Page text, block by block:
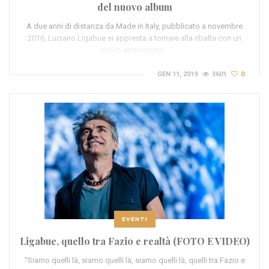
del nuovo album
A due anni di distanza da Made in Italy, pubblicato a novembre
2016, Luciano Ligabue si appresta a tornare alla ribalta con un
nuovo attesissimo…
GEN 11, 2019 3601 0
EVENTI
Ligabue, quello tra Fazio e realtà (FOTO E VIDEO)
“Siamo quelli là, siamo quelli là, siamo quelli là, quelli tra Fazio e